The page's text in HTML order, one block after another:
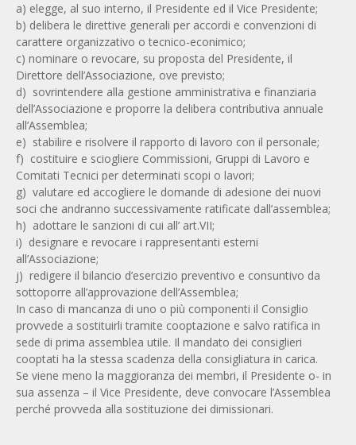
a) elegge, al suo interno, il Presidente ed il Vice Presidente;
b) delibera le direttive generali per accordi e convenzioni di
carattere organizzativo o tecnico-econimico;
c) nominare o revocare, su proposta del Presidente, il
Direttore dell’Associazione, ove previsto;
d) sovrintendere alla gestione amministrativa e finanziaria
dell’Associazione e proporre la delibera contributiva annuale
all’Assemblea;
e) stabilire e risolvere il rapporto di lavoro con il personale;
f) costituire e sciogliere Commissioni, Gruppi di Lavoro e
Comitati Tecnici per determinati scopi o lavori;
g) valutare ed accogliere le domande di adesione dei nuovi
soci che andranno successivamente ratificate dall’assemblea;
h) adottare le sanzioni di cui all’ art.VII;
i) designare e revocare i rappresentanti esterni
all’Associazione;
j) redigere il bilancio d’esercizio preventivo e consuntivo da
sottoporre all’approvazione dell’Assemblea;
In caso di mancanza di uno o più componenti il Consiglio
provvede a sostituirli tramite cooptazione e salvo ratifica in
sede di prima assemblea utile. Il mandato dei consiglieri
cooptati ha la stessa scadenza della consigliatura in carica.
Se viene meno la maggioranza dei membri, il Presidente o- in
sua assenza – il Vice Presidente, deve convocare l’Assemblea
perché provveda alla sostituzione dei dimissionari.